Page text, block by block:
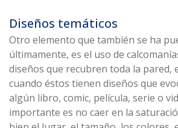
Diseños temáticos
Otro elemento que también se ha
últimamente, es el uso de
diseños que recubren toda la pared,
cuando éstos tienen diseños que
algún libro, comic, película, serie o
importante es no caer en la